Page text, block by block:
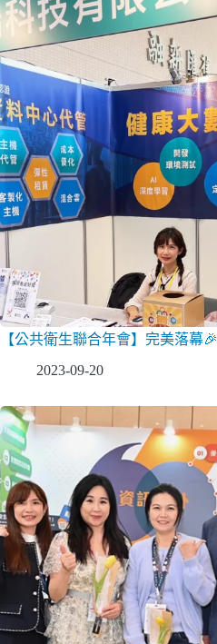
【公共衛生聯合年會】完美落幕🎉
2023-09-20